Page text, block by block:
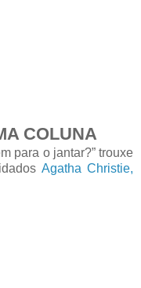
COLUNA
para o jantar?” trouxe
Agatha Christie,